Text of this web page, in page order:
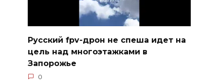
Русский fpv-дрон не спеша идет на
цель над многоэтажками в
Запорожье
0